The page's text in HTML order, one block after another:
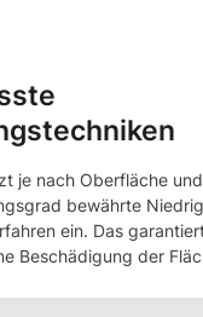
je nach Oberfläche und
bewährte
ein. Das
Beschädigung der